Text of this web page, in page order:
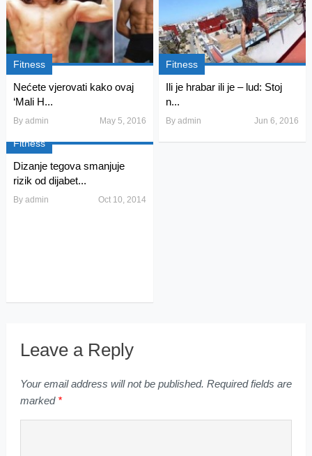
Fitness
Nećete vjerovati kako ovaj
‘Mali H...
By admin May 5, 2016
Fitness
Ili je hrabar ili je – lud: Stoj
n...
Byadmin Jun 6, 2016
Fitness
Dizanje tegova smanjuje
rizik od dijabet...
By admin Oct 10, 2014
Leave a Reply
Your email address will not be published. Required fields are
marked *